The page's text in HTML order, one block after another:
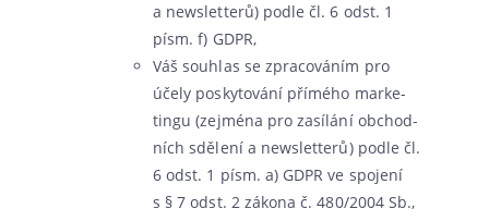
a news­let­te­rů) pod­le čl. 6 odst. 1
písm. f) GDPR,
Váš sou­hlas se zpra­co­vá­ním pro
úče­ly posky­to­vá­ní pří­mé­ho mar­ke­
tingu (zejmé­na pro zasí­lá­ní obchod­
ních sdě­le­ní a news­let­te­rů) pod­le čl.
6 odst. 1 písm. a) GDPR ve spo­je­ní
s § 7 odst. 2 záko­na č. 480/2004 Sb.,